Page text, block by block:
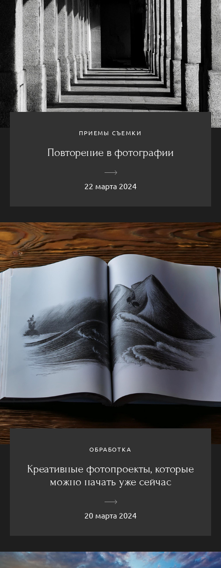
ПРИЕМЫ СЪЕМКИ
Повторение в фотографии
22 марта 2024
ОБРАБОТКА
Креативные фотопроекты, которые
можно начать уже сейчас
20 марта 2024